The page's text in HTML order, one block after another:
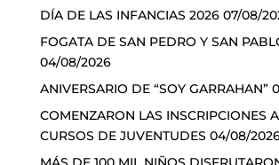
DÍA DE LAS INFANCIAS 2026 07/08/
FOGATA DE SAN PEDRO Y SAN
04/08/2026
ANIVERSARIO DE “SOY GARRAHAN”
COMENZARON LAS INSCRIPCIONES
CURSOS DE JUVENTUDES 04/08/